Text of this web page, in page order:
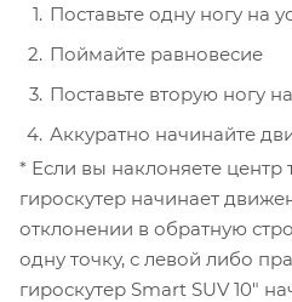
Поставьте одну ногу на
Поймайте равновесие
Поставьте вторую ногу
Аккуратно начинайте
* Если вы наклоняете центр
гироскутер начинает
отклонении в обратную
одну точку, с левой либо
гироскутер Smart SUV 10"